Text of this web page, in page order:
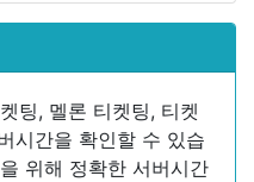
팅, 멜론 티켓팅, 티켓
시간을 확인할 수 있습
위해 정확한 서버시간